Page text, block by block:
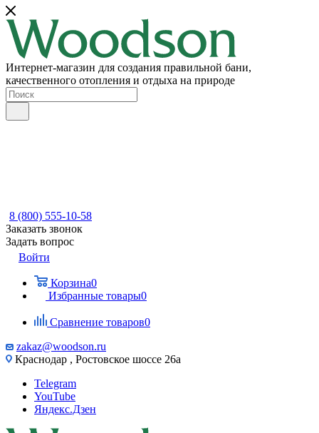
Интернет-магазин для создания правильной бани,
качественного отопления и отдыха на природе
8 (800) 555-10-58
Заказать звонок
Задать вопрос
Войти
Корзина0
Избранные товары0
Сравнение товаров0
zakaz@woodson.ru
Краснодар , Ростовское шоссе 26а
Telegram
YouTube
Яндекс.Дзен